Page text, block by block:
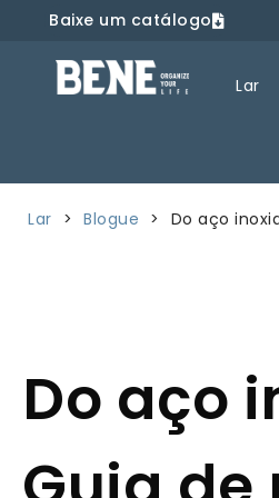
Baixe um catálogo
Lar
Lar > Blogue > Do aço
Do aço